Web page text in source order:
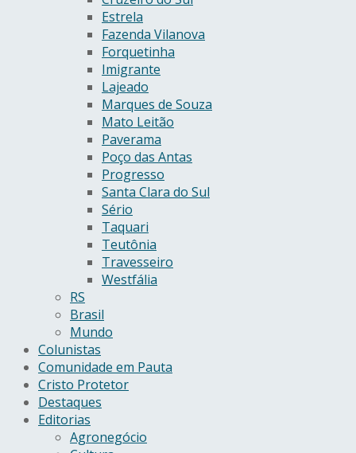
Estrela
Fazenda Vilanova
Forquetinha
Imigrante
Lajeado
Marques de Souza
Mato Leitão
Paverama
Poço das Antas
Progresso
Santa Clara do Sul
Sério
Taquari
Teutônia
Travesseiro
Westfália
RS
Brasil
Mundo
Colunistas
Comunidade em Pauta
Cristo Protetor
Destaques
Editorias
Agronegócio